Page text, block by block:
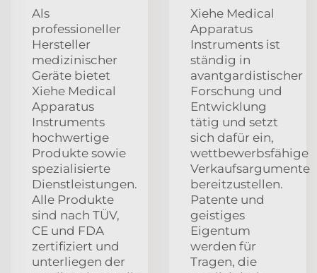
Als
professioneller
Hersteller
medizinischer
Geräte bietet
Xiehe Medical
Apparatus
Instruments
hochwertige
Produkte sowie
spezialisierte
Dienstleistungen.
Alle Produkte
sind nach TÜV,
CE und FDA
zertifiziert und
unterliegen der
Xiehe Medical
Apparatus
Instruments ist
ständig in
avantgardistischer
Forschung und
Entwicklung
tätig und setzt
sich dafür ein,
wettbewerbsfähige
Verkaufsargumente
bereitzustellen.
Patente und
geistiges
Eigentum
werden für
Tragen, die